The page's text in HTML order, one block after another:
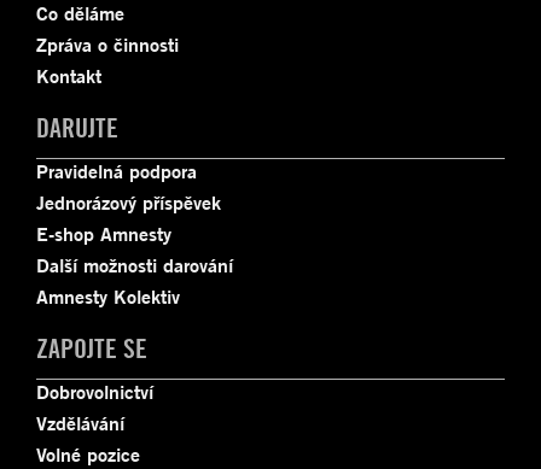
Co děláme
Zpráva o činnosti
Kontakt
DARUJTE
Pravidelná podpora
Jednorázový příspěvek
E-shop Amnesty
Další možnosti darování
Amnesty Kolektiv
ZAPOJTE SE
Dobrovolnictví
Vzdělávání
Volné pozice